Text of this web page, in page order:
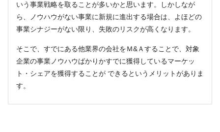
いう事業戦略を取ることが多いかと思います。しかしなが
ら、ノウハウがない事業に新規に進出する場合は、よほどの
事業シナジーがない限り、失敗のリスクが高くなります。
そこで、すでにある他業界の会社をＭ&Ａすることで、対象
企業の事業ノウハウばかりかすでに獲得しているマーケッ
ト・シェアを獲得することが できるというメリットがありま
す。